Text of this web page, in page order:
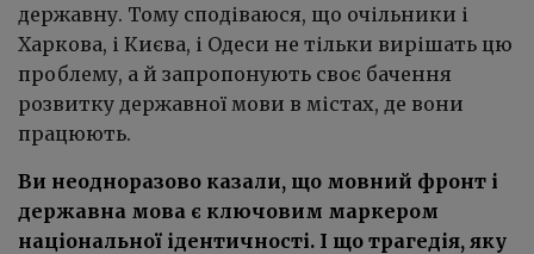
державну. Тому сподіваюся, що очільники і
Харкова, і Києва, і Одеси не тільки вирішать цю
проблему, а й запропонують своє бачення
розвитку державної мови в містах, де вони
працюють.
Ви неодноразово казали, що мовний фронт і
державна мова є ключовим маркером
національної ідентичності. І що трагедія, яку